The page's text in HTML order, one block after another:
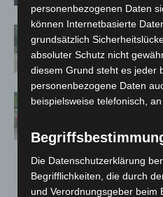
Brand im
Region
Kreuz
personenbezogenen Daten
können Internetbasierte
grundsätzlich
absoluter Schutz nicht
diesem Grund steht es jeder
personenbezogene Daten
beispielsweise telefonisch,
Die Datenschutzerklärung
Begrifflichkeiten, die durch
und Verordnungsgeber beim